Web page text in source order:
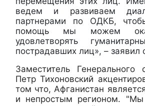
ведем и развиваем
партнерами по ОДКБ,
помощь мы можем
удовлетворять
пострадавших лиц», – заявил
Заместитель
Петр Тихоновский
том что, Афганистан
и непростым регионом.